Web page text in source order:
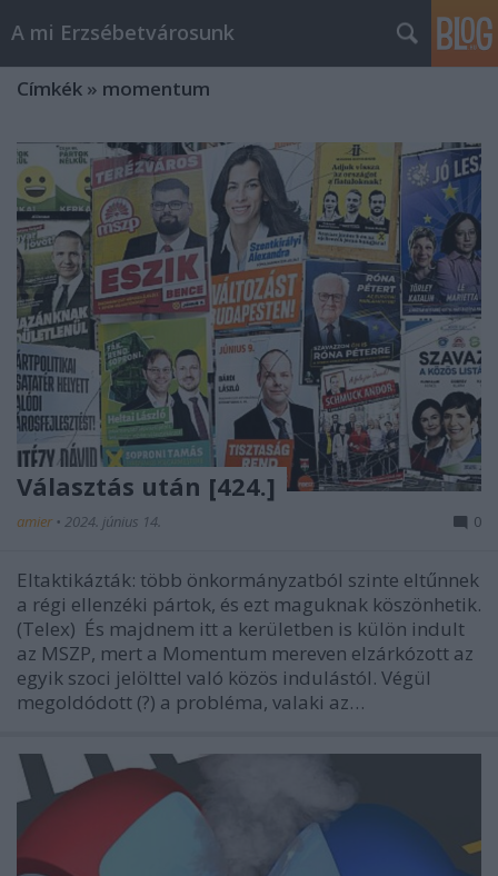
A mi Erzsébetvárosunk
Címkék » momentum
Választás után [424.]
amier • 2024. június 14. 0
Eltaktikázták: több önkormányzatból szinte eltűnnek
a régi ellenzéki pártok, és ezt maguknak köszönhetik.
(Telex) És majdnem itt a kerületben is külön indult
az MSZP, mert a Momentum mereven elzárkózott az
egyik szoci jelölttel való közös indulástól. Végül
megoldódott (?) a probléma, valaki az…